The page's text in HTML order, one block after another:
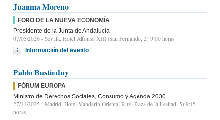
Juanma Moreno
FORO DE LA NUEVA ECONOMÍA
Presidente de la Junta de Andalucía
07/05/2026 - Sevilla, Hotel Alfonso XIII (San Fernando, 2) 9:00 horas
Información del evento
Pablo Bustinduy
FÓRUM EUROPA
Ministro de Derechos Sociales, Consumo y Agenda 2030
27/11/2025 - Madrid, Hotel Mandarin Oriental Ritz (Plaza de la Lealtad, 5) 9:15
horas